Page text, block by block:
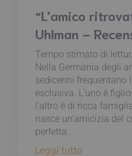
“L’amico
Uhlman –
Tempo stimato di
Nella Germania degli
sedicenni frequentano
esclusiva. L'uno è
l'altro è di ricca
nasce un'amicizia del
perfetta...
Leggi tutto